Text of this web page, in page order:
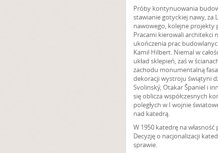
Próby kontynuowania
stawianie gotyckiej nawy,
nawowego, kolejne projekty
Pracami kierowali architekci
ukończenia prac
Kamil Hilbert. Niemal w
układ sklepień, zaś w
zachodu monumentalną
dekoracji wystroju świątyni
Svolinský, Otakar Španiel i
się oblicza współczesnych
poległych w I wojnie
nad katedrą.
W 1950 katedrę na
Decyzję o nacjonalizacji
sprawie.